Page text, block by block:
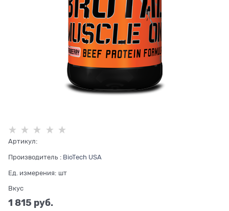
Артикул:
Производитель : BioTech USA
Ед. измерения: шт
Вкус
1 815 руб.